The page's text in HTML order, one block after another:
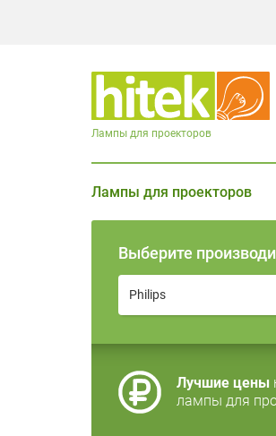
Лампы для проекторов
Лампы для проекторов
Выберите
Philips
Лучшие цены
лампы для